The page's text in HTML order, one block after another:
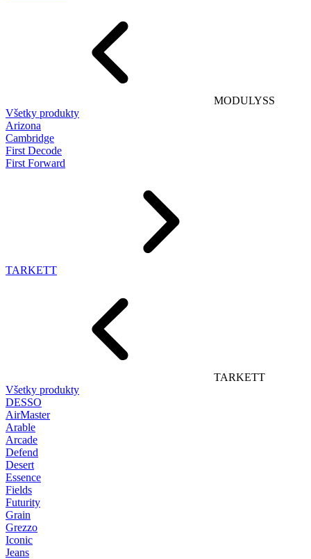
MODULYSS
Všetky produkty
Arizona
Cambridge
First Decode
First Forward
TARKETT
TARKETT
Všetky produkty
DESSO
AirMaster
Arable
Arcade
Defend
Desert
Essence
Fields
Futurity
Grain
Grezzo
Iconic
Jeans